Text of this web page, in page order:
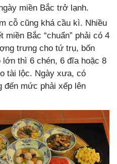
miền Bắc trở lạnh.
cỗ cũng khá cầu kì. Nhiều
Bắc “chuẩn” phải có 4
trưng cho tứ trụ, bốn
thì 6 chén, 6 đĩa hoặc 8
tài lộc. Ngày xưa, có
đến mức phải xếp lên